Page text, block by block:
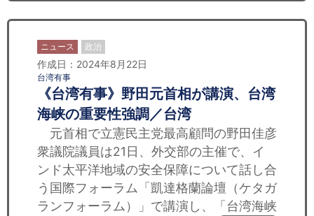
ニュース 政治
作成日：2024年8月22日
台湾有事
《台湾有事》野田元首相が講演、台湾
海峡の重要性強調／台湾
元首相で立憲民主党最高顧問の野田佳彦
衆議院議員は21日、外交部の主催で、イ
ンド太平洋地域の安全保障について話し合
う国際フォーラム「凱達格蘭論壇（ケタガ
ランフォーラム）」で講演し、「台湾海峡